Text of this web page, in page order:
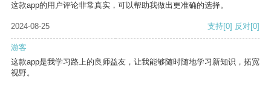
这款app的用户评论非常真实，可以帮助我做出更准确的选择。
2024-08-25 支持[0] 反对[0]
游客
这款app是我学习路上的良师益友，让我能够随时随地学习新知识，拓宽
视野。